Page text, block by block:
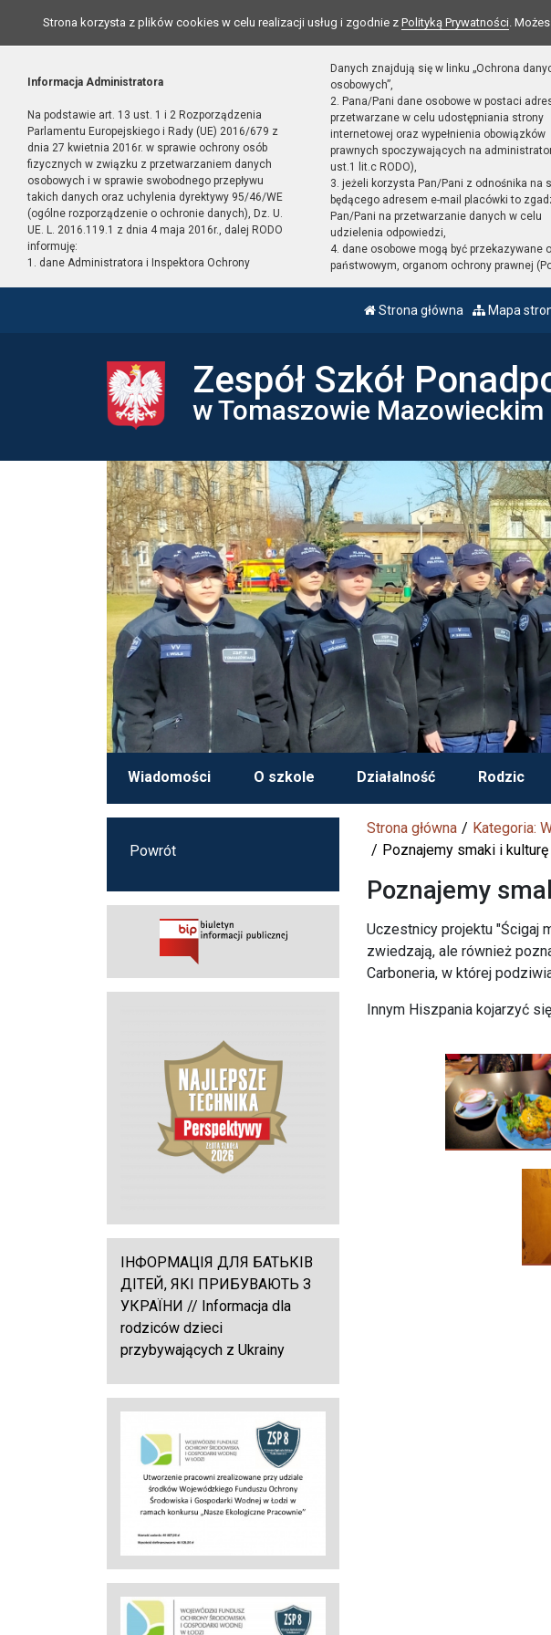
Strona korzysta z plików cookies w celu realizacji usług i zgodnie z Polityką Prywatności.
Informacja Administratora
Na podstawie art. 13 ust. 1 i 2 Rozporządzenia
Parlamentu Europejskiego i Rady (UE) 2016/679 z
dnia 27 kwietnia 2016r. w sprawie ochrony osób
fizycznych w związku z przetwarzaniem danych
osobowych i w sprawie swobodnego przepływu
takich danych oraz uchylenia dyrektywy 95/46/WE
(ogólne rozporządzenie o ochronie danych), Dz. U.
UE. L. 2016.119.1 z dnia 4 maja 2016r., dalej RODO
informuję:
1. dane Administratora i Inspektora Ochrony
Danych znajdują się w linku „Ochrona
osobowych”,
2. Pana/Pani dane osobowe w postaci
przetwarzane w celu udostępniania strony
internetowej oraz wypełnienia obowiązków
prawnych spoczywających na
ust.1 lit.c RODO),
3. jeżeli korzysta Pan/Pani z odnośnika na
będącego adresem e-mail placówki to
Pan/Pani na przetwarzanie danych w celu
udzielenia odpowiedzi,
4. dane osobowe mogą być przekazywane
państwowym, organom ochrony prawnej
Strona główna Mapa
Zespół Szkół
w Tomaszowie Mazowieckim
Wiadomości O szkole Działalność Rodzic
Strona główna Kategoria:
Poznajemy smaki i
Poznajemy
Uczestnicy projektu "Ścigaj
zwiedzają, ale również
Carboneria, w której
Innym Hiszpania kojarzyć
Powrót
ІНФОРМАЦІЯ ДЛЯ БАТЬКІВ
ДІТЕЙ, ЯКІ ПРИБУВАЮТЬ З
УКРАЇНИ // Informacja dla
rodziców dzieci
przybywających z Ukrainy